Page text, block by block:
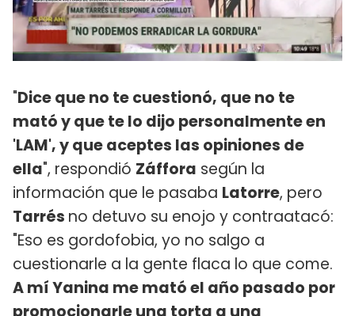
"Dice que no te cuestionó, que no te
mató y que te lo dijo personalmente en
'LAM', y que aceptes las opiniones de
ella", respondió Záffora según la
información que le pasaba Latorre, pero
Tarrés no detuvo su enojo y contraatacó:
"Eso es gordofobia, yo no salgo a
cuestionarle a la gente flaca lo que come.
A mí Yanina me mató el año pasado por
promocionarle una torta a una